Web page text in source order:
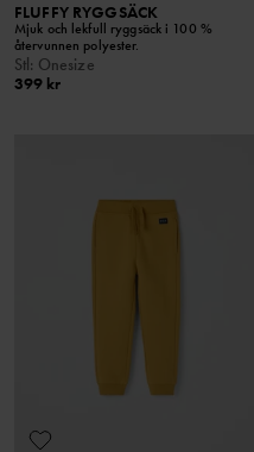
FLUFFY RYGGSÄCK
Mjuk och lekfull ryggsäck i 100 %
återvunnen polyester.
Stl : Onesize
399 kr